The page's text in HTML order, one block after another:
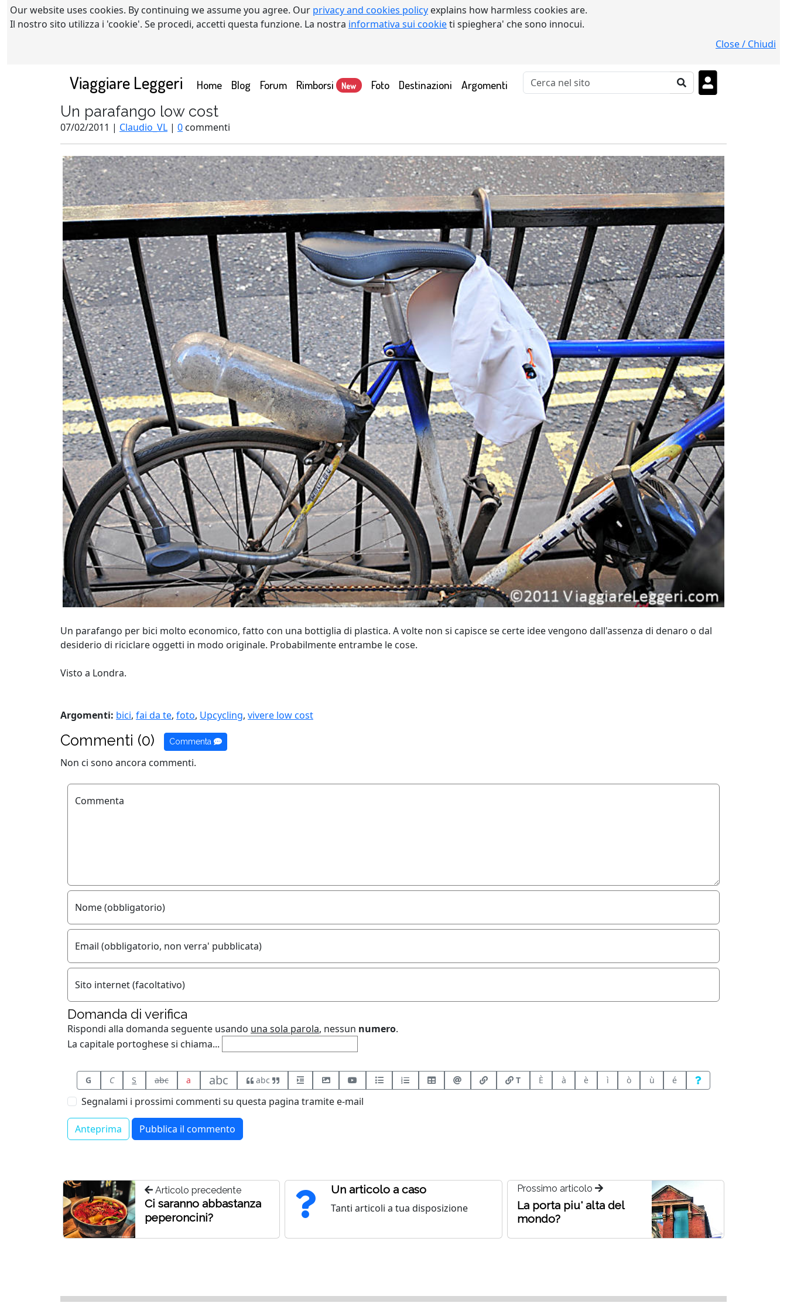
Our website uses cookies. By continuing we assume you agree. Our privacy and cookies policy explains how harmless cookies are.
Il nostro sito utilizza i 'cookie'. Se procedi, accetti questa funzione. La nostra informativa sui cookieti spieghera' che sono innocui.
Close / Chiudi
Viaggiare Leggeri Home(current)
Blog Forum Rimborsi New Foto Destinazioni Argomenti
Un parafango low cost
07/02/2011 | Claudio_VL | 0 commenti
Un parafango per bici molto economico, fatto con una bottiglia di plastica. A volte non si capisce se certe idee vengono dall'assenza di denaro o dal
desiderio di riciclare oggetti in modo originale. Probabilmente entrambe le cose.
Visto a Londra.
Argomenti: bici, fai da te, foto, Upcycling, vivere low cost
Commenti (0) Commenta
Non ci sono ancora commenti.
Commenta
Nome (obbligatorio)
Email (obbligatorio, non verra' pubblicata)
Sito internet (facoltativo)
Domanda di verifica
Rispondi alla domanda seguente usando una sola parola, nessun numero.
La capitale portoghese si chiama...
G C S abc a abc abc T È à è ì ò ù é
Segnalami i prossimi commenti su questa pagina tramite e-mail
Articolo precedente
Ci saranno abbastanza
peperoncini?
Un articolo a caso
Tanti articoli a tua disposizione
Prossimo articolo
La porta piu' alta del
mondo?